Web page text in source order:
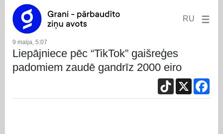
RU
9 maija, 5:07
Liepājniece pēc “TikTok” gaišreģes
padomiem zaudē gandrīz 2000 eiro
TikTok
X